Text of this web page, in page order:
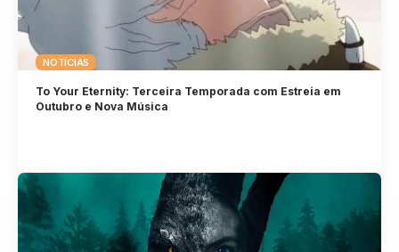
NOTÍCIAS
To Your Eternity: Terceira Temporada com Estreia em
Outubro e Nova Música